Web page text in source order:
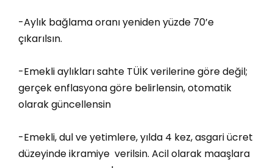
-Aylık bağlama oranı yeniden yüzde 70’e
çıkarılsın.
-Emekli aylıkları sahte TÜİK verilerine göre değil;
gerçek enflasyona göre belirlensin, otomatik
olarak güncellensin
-Emekli, dul ve yetimlere, yılda 4 kez, asgari ücret
düzeyinde ikramiye verilsin. Acil olarak maaşlara